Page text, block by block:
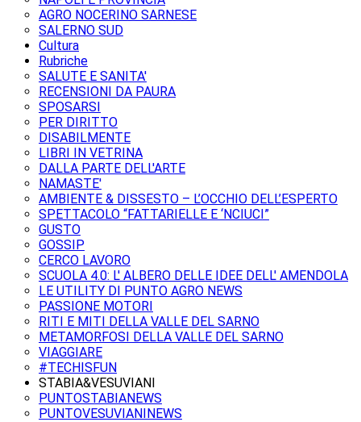
AGRO NOCERINO SARNESE
SALERNO SUD
Cultura
Rubriche
SALUTE E SANITA'
RECENSIONI DA PAURA
SPOSARSI
PER DIRITTO
DISABILMENTE
LIBRI IN VETRINA
DALLA PARTE DELL'ARTE
NAMASTE'
AMBIENTE & DISSESTO – L’OCCHIO DELL’ESPERTO
SPETTACOLO “FATTARIELLE E ‘NCIUCI”
GUSTO
GOSSIP
CERCO LAVORO
SCUOLA 4.0: L' ALBERO DELLE IDEE DELL' AMENDOLA
LE UTILITY DI PUNTO AGRO NEWS
PASSIONE MOTORI
RITI E MITI DELLA VALLE DEL SARNO
METAMORFOSI DELLA VALLE DEL SARNO
VIAGGIARE
#TECHISFUN
STABIA&VESUVIANI
PUNTOSTABIANEWS
PUNTOVESUVIANINEWS